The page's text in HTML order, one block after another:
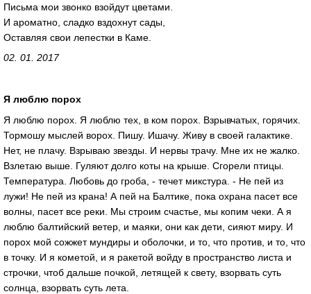
Письма мои звонко взойдут цветами.
И ароматно, сладко вздохнут сады,
Оставляя свои лепестки в Каме.
02. 01. 2017
Я люблю порох
Я люблю порох. Я люблю тех, в ком порох. Взрывчатых, горячих.
Тормошу мыслей ворох. Пишу. Ишачу. Живу в своей галактике.
Нет, не плачу. Взрываю звезды. И нервы трачу. Мне их не жалко.
Взлетаю выше. Гуляют долго коты на крыше. Сгорели птицы.
Температура. Любовь до гроба, - течет микстура. - Не пей из
лужи! Не пей из крана! А пей на Балтике, пока охрана пасет все
волны, пасет все реки. Мы строим счастье, мы копим чеки. А я
люблю балтийский ветер, и маяки, они как дети, сияют миру. И
порох мой сожжет мундиры и оболочки, и то, что против, и то, что
в точку. И я кометой, и я ракетой войду в пространство листа и
строчки, чтоб дальше почкой, летящей к свету, взорвать суть
солнца, взорвать суть лета.